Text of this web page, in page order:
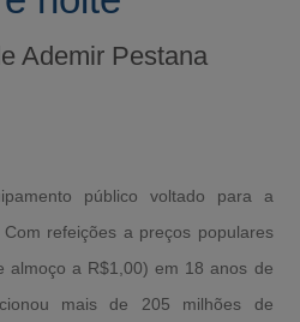
Ademir Pestana
público voltado para a
refeições a preços populares
almoço a R$1,00) em 18 anos de
mais de 205 milhões de